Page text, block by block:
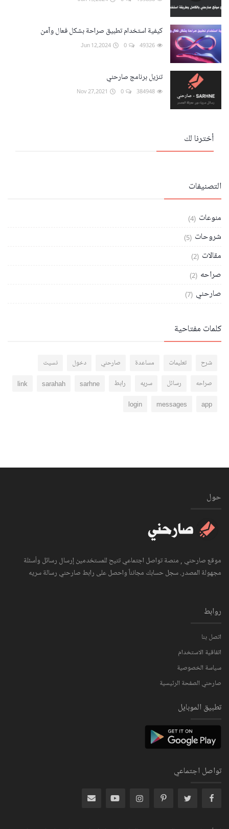
كيفية استخدام تطبيق صراحة بشكل فعال وآمن
تنزيل برنامج صارحني
أخترنا لك
التصنيفات
منوعات (4)
شروحات (5)
مقالات (2)
صراحه (2)
صارحني (7)
كلمات مفتاحية
شرح تعليمات مساعدة صارحني دخول نسيت
صراحه رسائل سريه رابط sarhne
sarahah
link
app
messages
login
تواصل اجتماعي
روابط
اتصل بنا
اتفاقية الاستخدام
سياسة الخصوصية
صارحني الصفحة الرئيسية
تطبيق الموبايل
حول
موقع صارحني , منصة تواصل اجتماعي تتيح للمستخدمين إرسال رسائل وأسئلة
مجهولة المصدر. سجل حسابك مجانناً واحصل على رابط صارحني رسالة سريه